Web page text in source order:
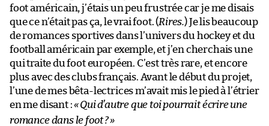
foot américain, j’étais un peu frustrée car je me disais
que ce n’était pas ça, le vrai foot. (Rires.) Je lis beaucoup
de romances sportives dans l’univers du hockey et du
football américain par exemple, et j’en cherchais une
qui traite du foot européen. C’est très rare, et encore
plus avec des clubs français. Avant le début du projet,
l’une de mes bêta-lectrices m’avait mis le pied à l’étrier
en me disant :«Qui d’autre que toi pourrait écrire une
romance dans le foot ?»